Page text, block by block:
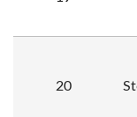
20